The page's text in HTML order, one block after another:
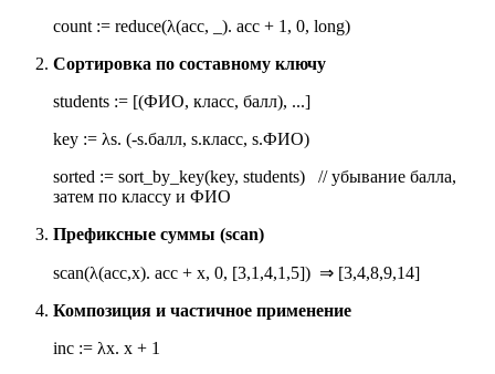
count := reduce(λ(acc, _). acc + 1, 0, long)
Сортировка по составному ключу
students := [(ФИО, класс, балл), ...]
key := λs. (-s.балл, s.класс, s.ФИО)
sorted := sort_by_key(key, students) // убывание балла,
затем по классу и ФИО
Префиксные суммы (scan)
scan(λ(acc,x). acc + x, 0, [3,1,4,1,5]) ⇒ [3,4,8,9,14]
Композиция и частичное применение
inc := λx. x + 1